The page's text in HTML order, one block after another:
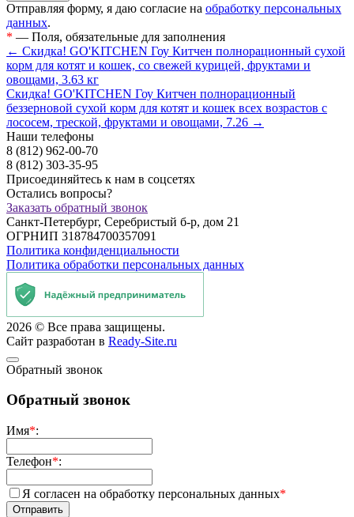
Отправляя форму, я даю согласие на обработку персональных
данных.
* — Поля, обязательные для заполнения
← Скидка! GO'KITCHEN Гоу Китчен полнорационный сухой
корм для котят и кошек, со свежей курицей, фруктами и
овощами, 3.63 кг
Скидка! GO'KITCHEN Гоу Китчен полнорационный
беззерновой сухой корм для котят и кошек всех возрастов с
лососем, треской, фруктами и овощами, 7.26 →
Наши телефоны
8 (812) 962-00-70
8 (812) 303-35-95
Присоединяйтесь к нам в соцсетях
Остались вопросы?
Заказать обратный звонок
Санкт-Петербург, Серебристый б-р, дом 21
ОГРНИП 318784700357091
Политика конфиденциальности
Политика обработки персональных данных
2026 © Все права защищены.
Сайт разработан в Ready-Site.ru
Обратный звонок
Обратный звонок
Имя*:
Телефон*:
Я согласен на обработку персональных данных*